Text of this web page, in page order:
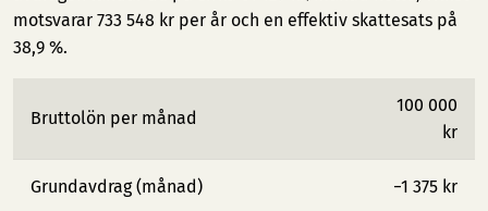
motsvarar 733 548 kr per år och en effektiv skattesats på
38,9 %.
Bruttolön per månad
100 000
kr
Grundavdrag (månad) −1 375 kr